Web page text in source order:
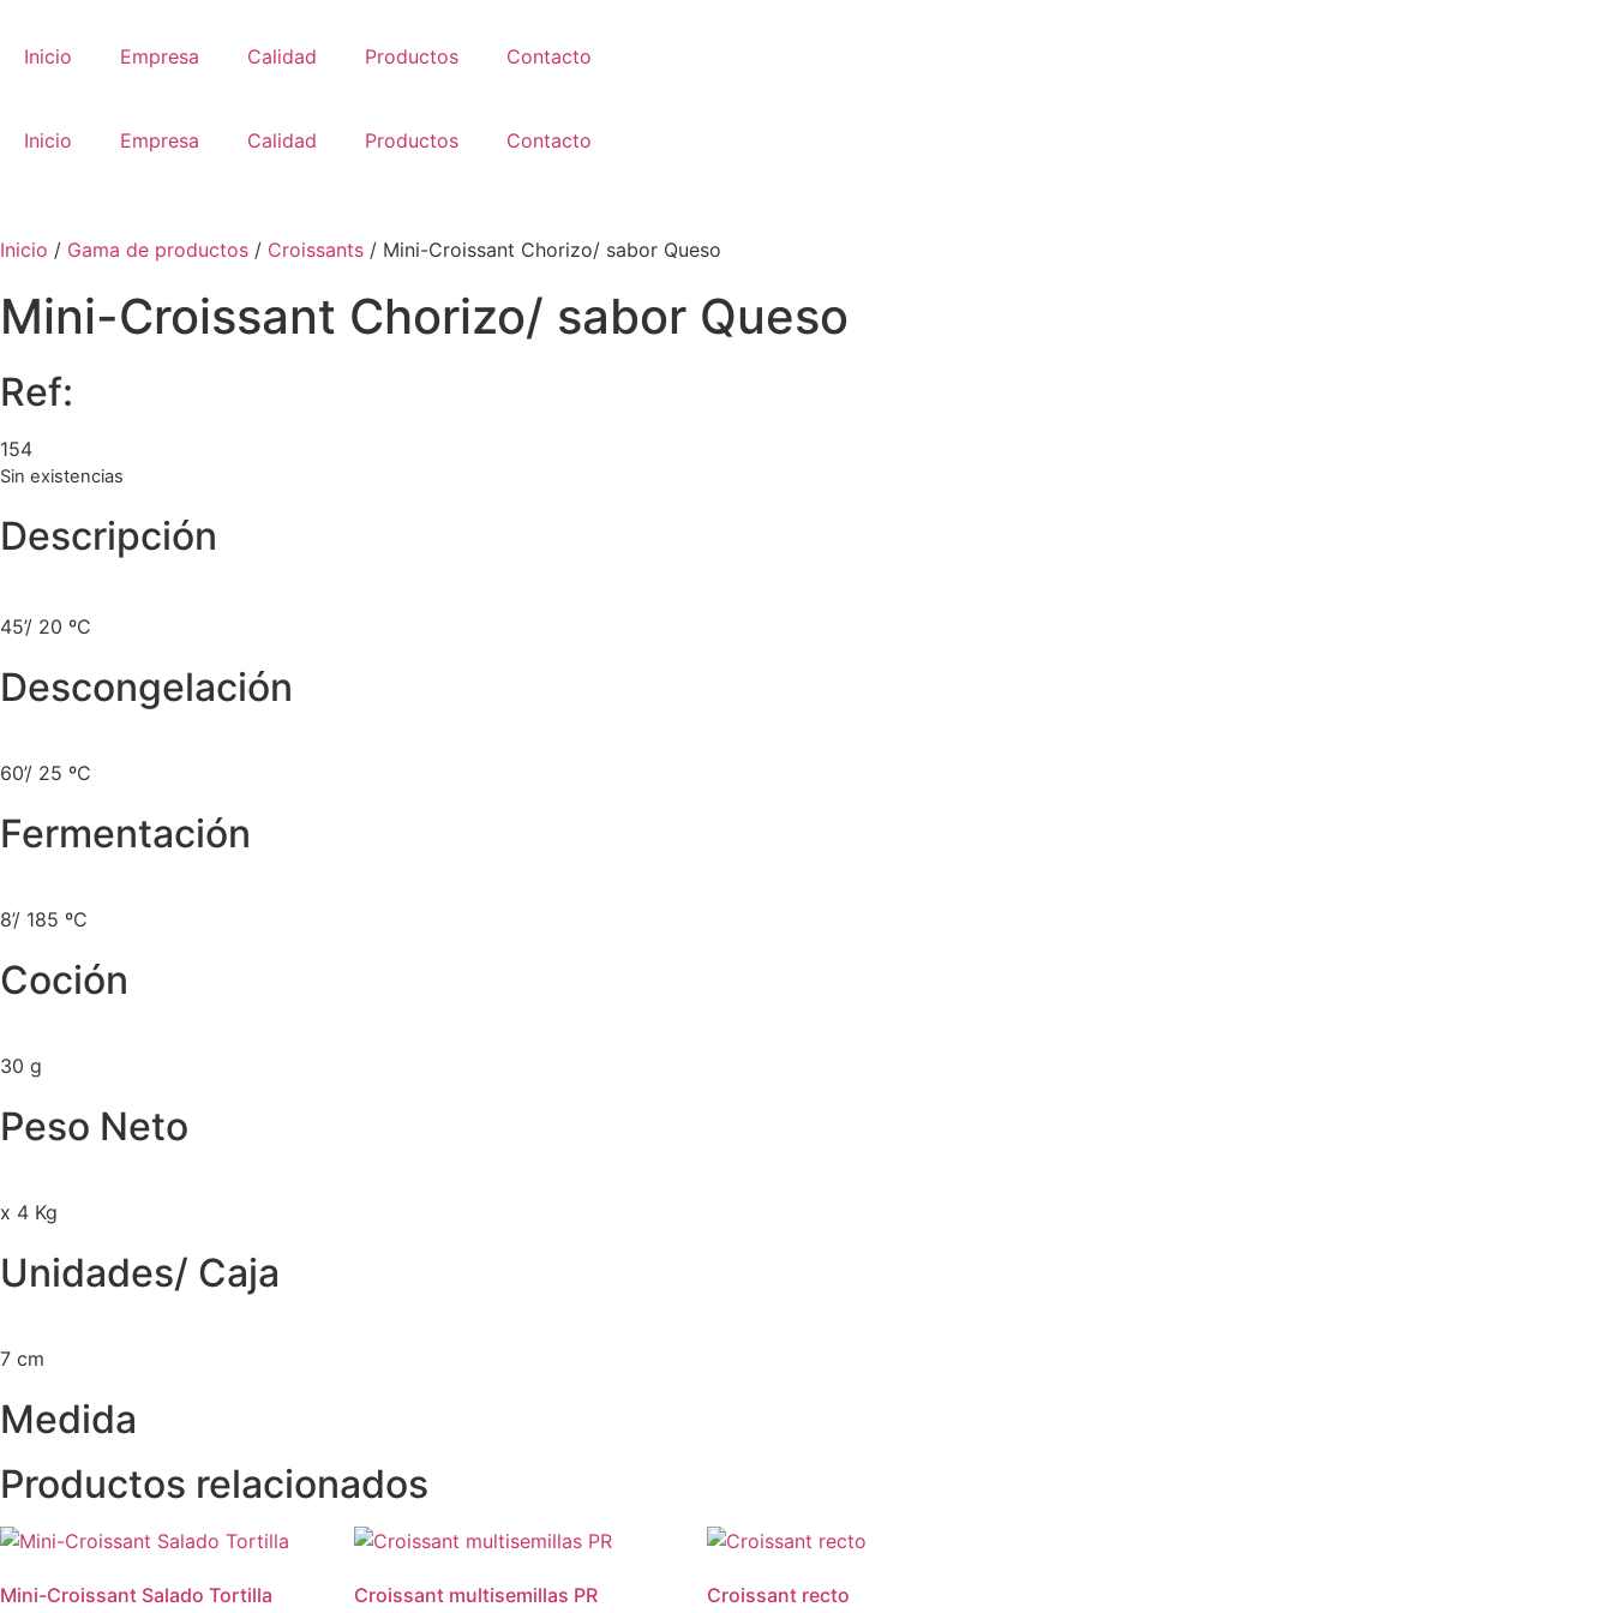
contenido
Inicio Empresa Calidad Productos Contacto
Inicio Empresa Calidad Productos Contacto
Inicio / Gama de productos / Croissants / Mini-Croissant Chorizo/ sabor Queso
Mini-Croissant Chorizo/ sabor Queso
Ref:
154
Sin existencias
Descripción
45’/ 20 ºC
Descongelación
60’/ 25 ºC
Fermentación
8’/ 185 ºC
Coción
30 g
Peso Neto
x 4 Kg
Unidades/ Caja
7 cm
Medida
Productos relacionados
Mini-Croissant Salado Tortilla Croissant multisemillas PR Croissant recto